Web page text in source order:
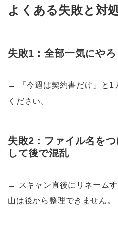
よくある失敗と対
失敗1：全部一気にや
→ 「今週は契約書だけ」と1
ください。
失敗2：ファイル名を
して後で混乱
→ スキャン直後にリネーム
山は後から整理できません。